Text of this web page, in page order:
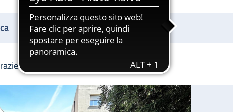
Sostienici
a UniCredit